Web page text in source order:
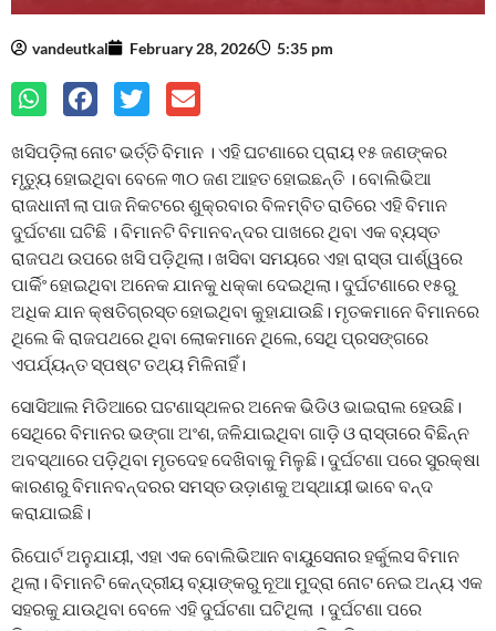
vandeutkal February 28, 2026 5:35 pm
ଖସିପଡ଼ିଲା ନୋଟ ଭର୍ତ୍ତି ବିମାନ । ଏହି ଘଟଣାରେ ପ୍ରାୟ ୧୫ ଜଣଙ୍କର
ମୃତ୍ୟୁ ହୋଇଥିବା ବେଳେ ୩୦ ଜଣ ଆହତ ହୋଇଛନ୍ତି । ବୋଲିଭିଆ
ରାଜଧାନୀ ଲା ପାଜ ନିକଟରେ ଶୁକ୍ରବାର ବିଳମ୍ବିତ ରାତିରେ ଏହି ବିମାନ
ଦୁର୍ଘଟଣା ଘଟିଛି । ବିମାନଟି ବିମାନବନ୍ଦର ପାଖରେ ଥିବା ଏକ ବ୍ୟସ୍ତ
ରାଜପଥ ଉପରେ ଖସି ପଡ଼ିଥିଲା। ଖସିବା ସମୟରେ ଏହା ରାସ୍ତା ପାର୍ଶ୍ୱରେ
ପାର୍କିଂ ହୋଇଥିବା ଅନେକ ଯାନକୁ ଧକ୍କା ଦେଇଥିଲା। ଦୁର୍ଘଟଣାରେ ୧୫ରୁ
ଅଧିକ ଯାନ କ୍ଷତିଗ୍ରସ୍ତ ହୋଇଥିବା କୁହାଯାଉଛି। ମୃତକମାନେ ବିମାନରେ
ଥିଲେ କି ରାଜପଥରେ ଥିବା ଲୋକମାନେ ଥିଲେ, ସେଥି ପ୍ରସଙ୍ଗରେ
ଏପର୍ଯ୍ୟନ୍ତ ସ୍ପଷ୍ଟ ତଥ୍ୟ ମିଳିନାହିଁ।
ସୋସିଆଲ ମିଡିଆରେ ଘଟଣାସ୍ଥଳର ଅନେକ ଭିଡିଓ ଭାଇରାଲ ହେଉଛି।
ସେଥିରେ ବିମାନର ଭଙ୍ଗା ଅଂଶ, ଜଳିଯାଇଥିବା ଗାଡ଼ି ଓ ରାସ୍ତାରେ ବିଛିନ୍ନ
ଅବସ୍ଥାରେ ପଡ଼ିଥିବା ମୃତଦେହ ଦେଖିବାକୁ ମିଳୁଛି। ଦୁର୍ଘଟଣା ପରେ ସୁରକ୍ଷା
କାରଣରୁ ବିମାନବନ୍ଦରର ସମସ୍ତ ଉଡ଼ାଣକୁ ଅସ୍ଥାୟୀ ଭାବେ ବନ୍ଦ
କରାଯାଇଛି।
ରିପୋର୍ଟ ଅନୁଯାୟୀ, ଏହା ଏକ ବୋଲିଭିଆନ ବାୟୁସେନାର ହର୍କୁଲସ ବିମାନ
ଥିଲା। ବିମାନଟି କେନ୍ଦ୍ରୀୟ ବ୍ୟାଙ୍କରୁ ନୂଆ ମୁଦ୍ରା ନୋଟ ନେଇ ଅନ୍ୟ ଏକ
ସହରକୁ ଯାଉଥିବା ବେଳେ ଏହି ଦୁର୍ଘଟଣା ଘଟିଥିଲା । ଦୁର୍ଘଟଣା ପରେ